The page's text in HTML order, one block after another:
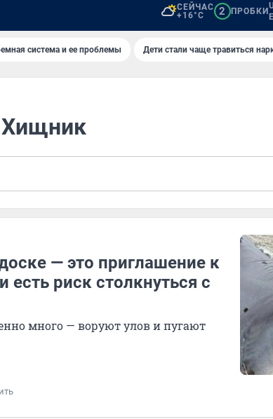
СЕЙЧАС
+16°C
2 ПРОБКИ
система и ее проблемы Дети стали чаще травиться
Хищник
— это приглашение к
есть риск столкнуться с
много — воруют улов и пугают